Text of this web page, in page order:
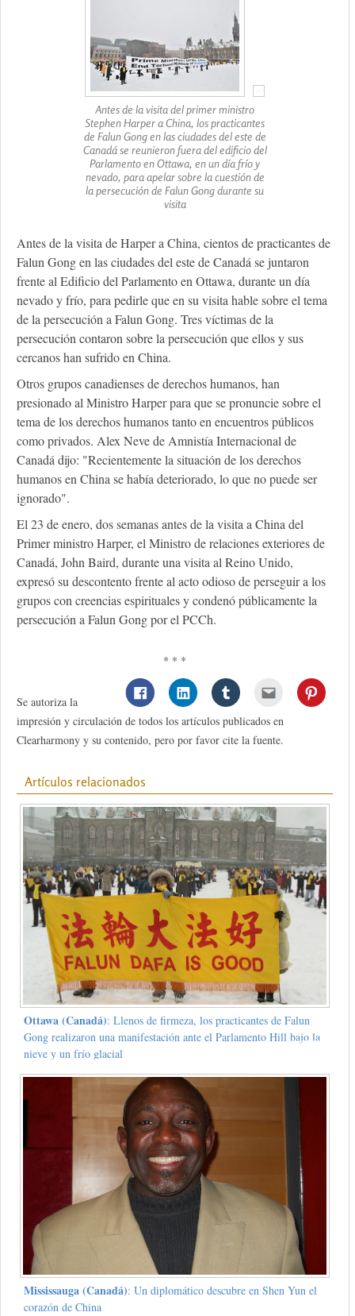
Antes de la visita del primer ministro
Stephen Harper a China, los practicantes
de Falun Gong en las ciudades del este de
Canadá se reunieron fuera del edificio del
Parlamento en Ottawa, en un día frío y
nevado, para apelar sobre la cuestión de
la persecución de Falun Gong durante su
visita
Antes de la visita de Harper a China, cientos de practicantes de
Falun Gong en las ciudades del este de Canadá se juntaron
frente al Edificio del Parlamento en Ottawa, durante un día
nevado y frío, para pedirle que en su visita hable sobre el tema
de la persecución a Falun Gong. Tres víctimas de la
persecución contaron sobre la persecución que ellos y sus
cercanos han sufrido en China.
Otros grupos canadienses de derechos humanos, han
presionado al Ministro Harper para que se pronuncie sobre el
tema de los derechos humanos tanto en encuentros públicos
como privados. Alex Neve de Amnistía Internacional de
Canadá dijo: "Recientemente la situación de los derechos
humanos en China se había deteriorado, lo que no puede ser
ignorado".
El 23 de enero, dos semanas antes de la visita a China del
Primer ministro Harper, el Ministro de relaciones exteriores de
Canadá, John Baird, durante una visita al Reino Unido,
expresó su descontento frente al acto odioso de perseguir a los
grupos con creencias espirituales y condenó públicamente la
persecución a Falun Gong por el PCCh.
* * *
Se autoriza la
impresión y circulación de todos los artículos publicados en
Clearharmony y su contenido, pero por favor cite la fuente.
Artículos relacionados
Ottawa (Canadá): Llenos de firmeza, los practicantes de Falun
Gong realizaron una manifestación ante el Parlamento Hill bajo la
nieve y un frío glacial
Mississauga (Canadá): Un diplomático descubre en Shen Yun el
corazón de China